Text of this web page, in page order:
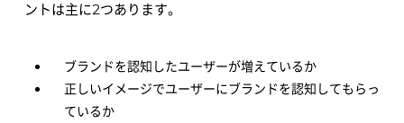
ントは主に2つあります。
ブランドを認知したユーザーが増えているか
正しいイメージでユーザーにブランドを認知してもらっ
ているか